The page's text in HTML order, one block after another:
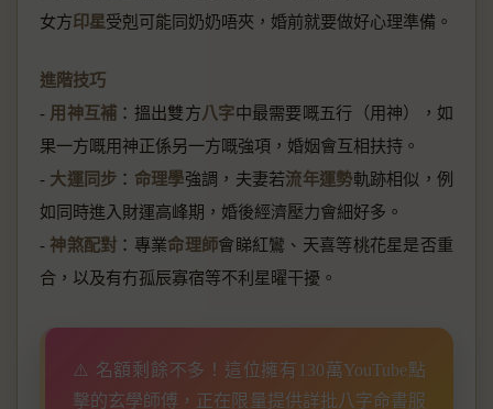
女方印星受剋可能同奶奶唔夾，婚前就要做好心理準備。
進階技巧
- 用神互補 ：搵出雙方八字中最需要嘅五行（用神），如
果一方嘅用神正係另一方嘅強項，婚姻會互相扶持。
- 大運同步 ： 命理學強調，夫妻若流年運勢軌跡相似，例
如同時進入財運高峰期，婚後經濟壓力會細好多。
- 神煞配對 ：專業命理師會睇紅鸞、天喜等桃花星是否重
合，以及有冇孤辰寡宿等不利星曜干擾。
⚠️ 名額剩餘不多！這位擁有130萬YouTube點
擊的玄學師傅，正在限量提供詳批八字命書服